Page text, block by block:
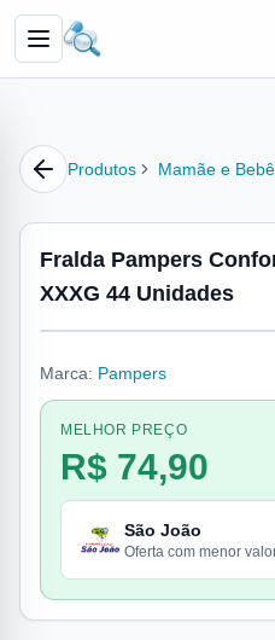
Produtos Mamãe e Bebê
Fralda Pampers
XXXG 44 Unidades
Marca: Pampers
MELHOR PREÇO
R$ 74,90
São João
Oferta com menor